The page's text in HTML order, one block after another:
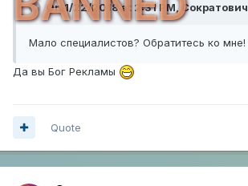
On 1/22/2018 at 2:31 PM, Сократович
Мало специалистов? Обратитесь ко мне!
Да вы Бог Рекламы
Quote